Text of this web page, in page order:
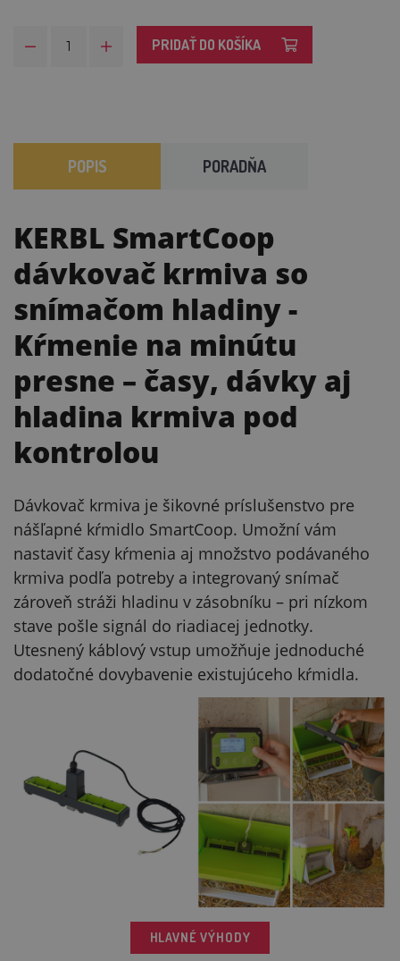
PRIDAŤ DO KOŠÍKA
POPIS PORADŇA
KERBL SmartCoop
dávkovač krmiva so
snímačom hladiny-
Kŕmenie na minútu
presne – časy, dávky aj
hladina krmiva pod
kontrolou
Dávkovač krmiva je šikovné príslušenstvo pre
nášľapné kŕmidlo SmartCoop. Umožní vám
nastaviť časy kŕmenia aj množstvo podávaného
krmiva podľa potreby a integrovaný snímač
zároveň stráži hladinu v zásobníku – pri nízkom
stave pošle signál do riadiacej jednotky.
Utesnený káblový vstup umožňuje jednoduché
dodatočné dovybavenie existujúceho kŕmidla.
HLAVNÉ VÝHODY